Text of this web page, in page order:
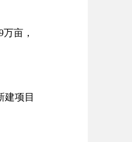
亩，
建项目